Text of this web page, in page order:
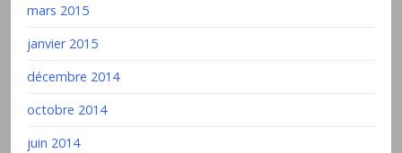
mars 2015
janvier 2015
décembre 2014
octobre 2014
juin 2014